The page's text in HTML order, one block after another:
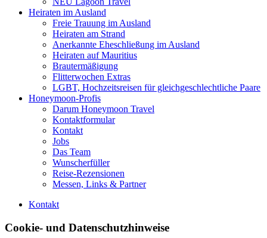
Heiraten im Ausland
Freie Trauung im Ausland
Heiraten am Strand
Anerkannte Eheschließung im Ausland
Heiraten auf Mauritius
Brautermäßigung
Flitterwochen Extras
LGBT, Hochzeitsreisen für gleichgeschlechtliche Paare
Honeymoon-Profis
Darum Honeymoon Travel
Kontaktformular
Kontakt
Jobs
Das Team
Wunscherfüller
Reise-Rezensionen
Messen, Links & Partner
Kontakt
Cookie- und Datenschutzhinweise